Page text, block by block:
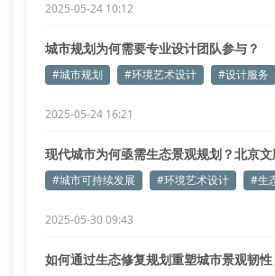
2025-05-24 10:12
城市规划为何需要专业设计团队参与？
#城市规划 #环境艺术设计 #设计服务
2025-05-24 16:21
现代城市为何亟需生态景观规划？北京
案#城市可持续发展 #环境艺术设计 #生
2025-05-30 09:43
如何通过生态修复规划重塑城市景观韧性